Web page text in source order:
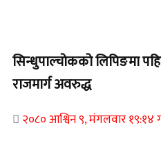
सिन्धुपाल्चोकको लिपिङमा
राजमार्ग अवरुद्ध
२०८० आश्विन ९, मंगलवार १९:१४